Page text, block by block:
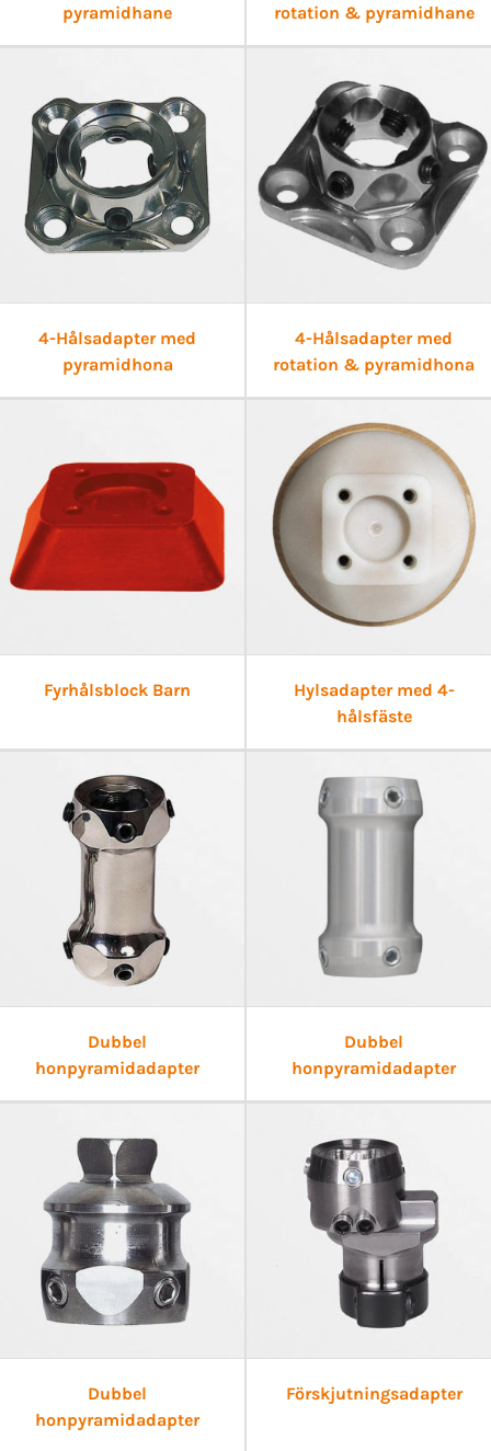
pyramidhane
rotation & pyramidhane
4-Hålsadapter med
pyramidhona
4-Hålsadapter med
rotation & pyramidhona
Fyrhålsblock Barn
Hylsadapter med 4-
hålsfäste
Dubbel
honpyramidadapter
Dubbel
honpyramidadapter
Dubbel
honpyramidadapter
Förskjutningsadapter